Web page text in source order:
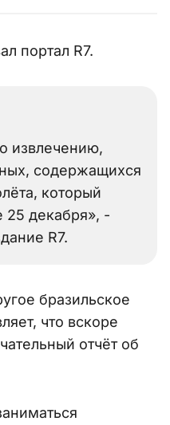
портал R7.
извлечению,
содержащихся
который
25 декабря», -
R7.
бразильское
что вскоре
отчёт об